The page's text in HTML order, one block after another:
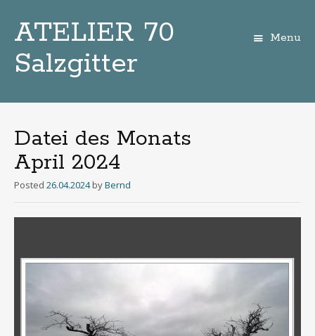
ATELIER 70
Salzgitter
Menu
Datei des Monats
April 2024
Posted 26.04.2024 byBernd